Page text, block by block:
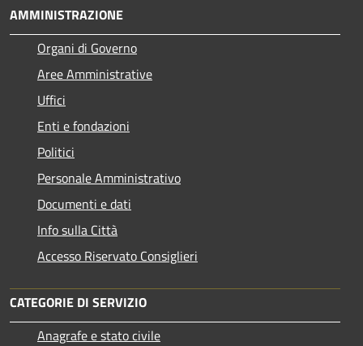
AMMINISTRAZIONE
Organi di Governo
Aree Amministrative
Uffici
Enti e fondazioni
Politici
Personale Amministrativo
Documenti e dati
Info sulla Città
Accesso Riservato Consiglieri
CATEGORIE DI SERVIZIO
Anagrafe e stato civile